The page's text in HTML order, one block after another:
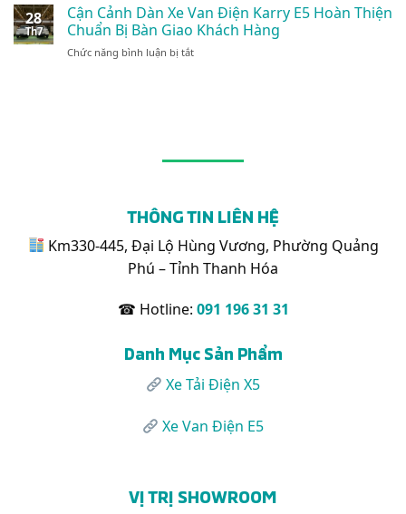
24/7
Xanh
Đột
Thùng
Kín
Tối
Tải
Điện
Karry
X5
Nào?
28
Th7
Cận Cảnh Dàn Xe Van Điện Karry E5 Hoàn Thiện
Chuẩn Bị Bàn Giao Khách Hàng
Chức năng bình luận bị tắtở
Karry
Chuẩn
Bàn
Giao
THÔNG TIN LIÊN HỆ
Km330-445, Đại Lộ Hùng Vương, Phường Quảng
Phú – Tỉnh Thanh Hóa
☎ Hotline: 091 196 31 31
Danh Mục Sản Phẩm
Xe Tải Điện X5
Xe Van Điện E5
VỊ TRỊ SHOWROOM